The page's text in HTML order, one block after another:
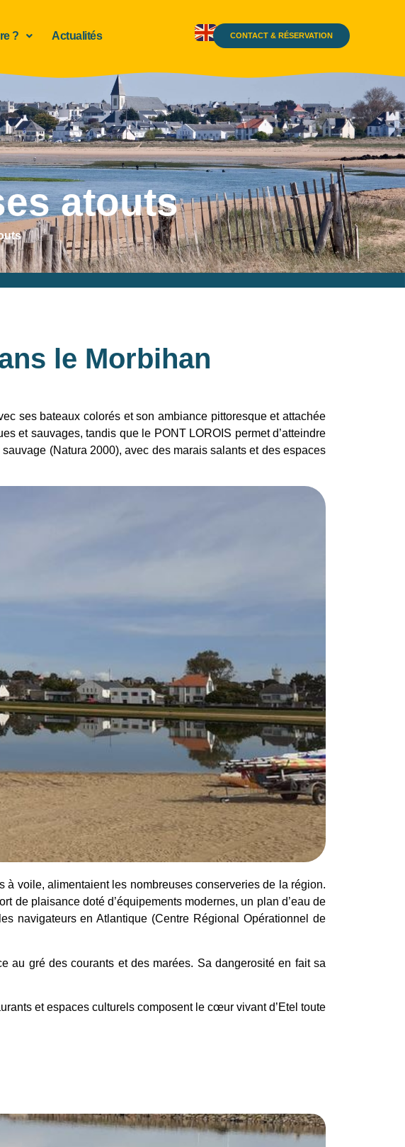
? Actualités CONTACT & RÉSERVATION
atouts
le Morbihan
ses bateaux colorés et son ambiance pittoresque et attachée
et sauvages, tandis que le PONT LOROIS permet d’atteindre
(Natura 2000), avec des marais salants et des espaces
à voile, alimentaient les nombreuses conserveries de la région.
de plaisance doté d’équipements modernes, un plan d’eau de
navigateurs en Atlantique (Centre Régional Opérationnel de
au gré des courants et des marées. Sa dangerosité en fait sa
et espaces culturels composent le cœur vivant d’Etel toute